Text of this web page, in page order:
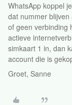
WhatsApp koppel
dat nummer
of geen verbinding
actieve
simkaart 1 in, dan
account die is
Groet, Sanne